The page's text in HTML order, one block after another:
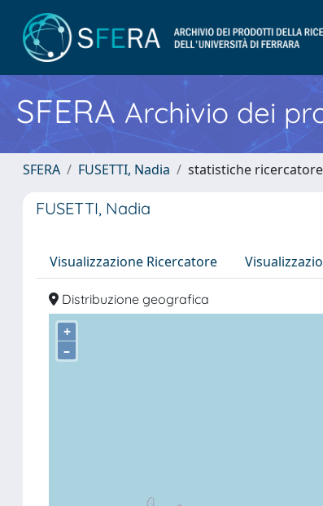
SFERA Archivio dei
SFERA FUSETTI, Nadia statistiche ricercatore
FUSETTI, Nadia
Visualizzazione Ricercatore
Distribuzione geografica
+
–